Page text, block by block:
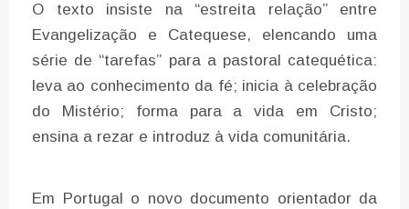
O texto insiste na “estreita relação” entre
Evangelização e Catequese, elencando uma
série de “tarefas” para a pastoral catequética:
leva ao conhecimento da fé; inicia à celebração
do Mistério; forma para a vida em Cristo;
ensina a rezar e introduz à vida comunitária.
Em Portugal o novo documento orientador da